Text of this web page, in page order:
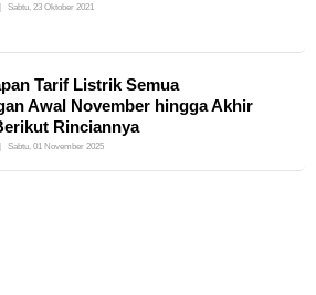
Sabtu, 23 Oktober 2021
Tarif Listrik Semua
Awal November hingga Akhir
Rinciannya
Sabtu, 01 November 2025